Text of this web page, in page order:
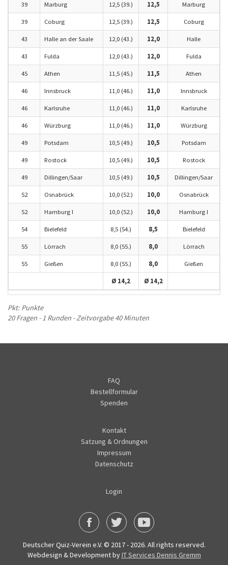
39 Marburg 12,5 (39.) 12,5 Marburg
39 Coburg 12,5 (39.) 12,5 Coburg
43 Halle an der Saale 12,0 (43.) 12,0 Halle
43 Fulda 12,0 (43.) 12,0 Fulda
45 Athen 11,5 (45.) 11,5 Athen
46 Innsbruck 11,0 (46.) 11,0 Innsbruck
46 Karlsruhe 11,0 (46.) 11,0 Karlsruhe
46 Würzburg 11,0 (46.) 11,0 Würzburg
49 Potsdam 10,5 (49.) 10,5 Potsdam
49 Rostock 10,5 (49.) 10,5 Rostock
49 Dillingen/Saar 10,5 (49.) 10,5 Dillingen/Saar
52 Osnabrück 10,0 (52.) 10,0 Osnabrück
52 Hamburg I 10,0 (52.) 10,0 Hamburg I
54 Bielefeld 8,5 (54.) 8,5 Bielefeld
55 Lörrach 8,0 (55.) 8,0 Lörrach
55 Gießen 8,0 (55.) 8,0 Gießen
Ø 14,2 Ø 14,2
Pkt: Punkte
20 Fragen - 1 Runden - Zeitvorgabe 40 Minuten
FAQ
Bestellformular
Spenden
Kontakt
Satzung & Ordnungen
Impressum
Datenschutz
Login
Deutscher Quiz-Verein e.V. © 2017 - 2026. All rights reserved.
Webdesign & Development byIT Services Dennis Gremm